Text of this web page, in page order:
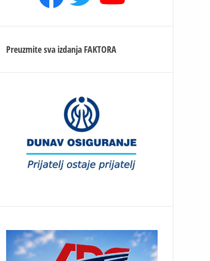
Preuzmite sva izdanja FAKTORA